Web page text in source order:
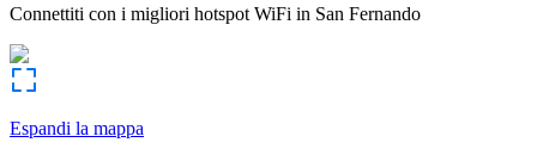
Connettiti con i migliori hotspot WiFi in San Fernando
Espandi la mappa